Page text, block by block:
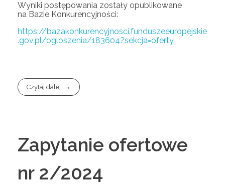
Wyniki postępowania zostały opublikowane
na Bazie Konkurencyjności:
https://bazakonkurencyjnosci.funduszeeuropejskie
.gov.pl/ogloszenia/183604?sekcja=oferty
Czytaj dalej
Zapytanie ofertowe
nr 2/2024